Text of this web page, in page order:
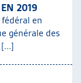
EN 2019
en
générale des